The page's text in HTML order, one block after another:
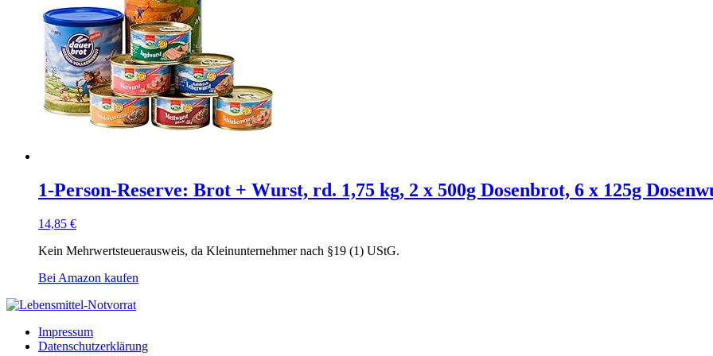
1-Person-Reserve: Brot + Wurst, rd. 1,75 kg, 2 x 500g Dosenbrot, 6 x 125g
14,85 €
Kein Mehrwertsteuerausweis, da Kleinunternehmer nach §19 (1) UStG.
Bei Amazon kaufen
Impressum
Datenschutzerklärung